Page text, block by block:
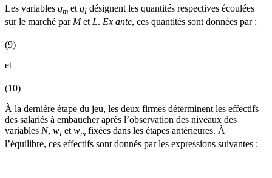
Les variables qm et ql désignent les quantités respectives écoulées
sur le marché par Met L. Ex ante, ces quantités sont données par :
(9)
et
(10)
À la dernière étape du jeu, les deux firmes déterminent les effectifs
des salariés à embaucher après l’observation des niveaux des
variables N, wl et wm fixées dans les étapes antérieures. À
l’équilibre, ces effectifs sont donnés par les expressions suivantes :